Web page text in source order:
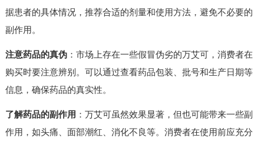
据患者的具体情况，推荐合适的剂量和使用方法，避免不必要的
副作用。
注意药品的真伪：市场上存在一些假冒伪劣的万艾可，消费者在
购买时要注意辨别。可以通过查看药品包装、批号和生产日期等
信息，确保药品的真实性。
了解药品的副作用 ：万艾可虽然效果显著，但也可能带来一些副
作用，如头痛、面部潮红、消化不良等。消费者在使用前应充分